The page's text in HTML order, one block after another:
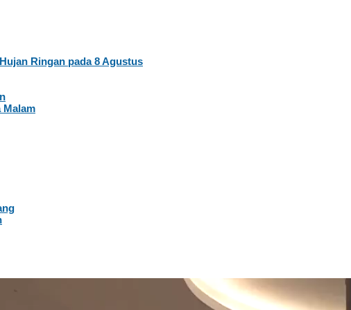
Ringan pada 8 Agustus
Malam